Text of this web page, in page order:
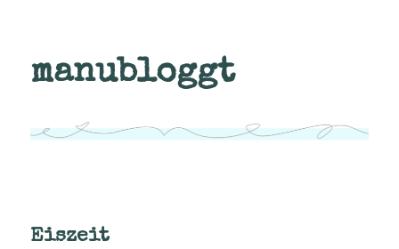
manubloggt
Eiszeit